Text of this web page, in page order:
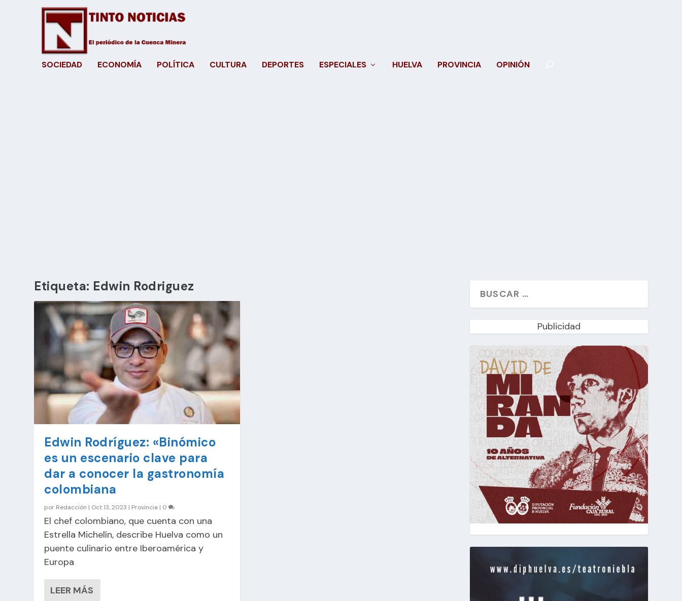
SOCIEDAD ECONOMÍA POLÍTICA CULTURA DEPORTES ESPECIALES HUELVA PROVINCIA OPINIÓN
Etiqueta: Edwin Rodriguez
Edwin Rodríguez: «Binómico
es un escenario clave para
dar a conocer la gastronomía
colombiana
por Redacción | Oct 13, 2023 | Provincia | 0
El chef colombiano, que cuenta con una
Estrella Michelín, describe Huelva como un
puente culinario entre Iberoamérica y
Europa
LEER MÁS
Publicidad